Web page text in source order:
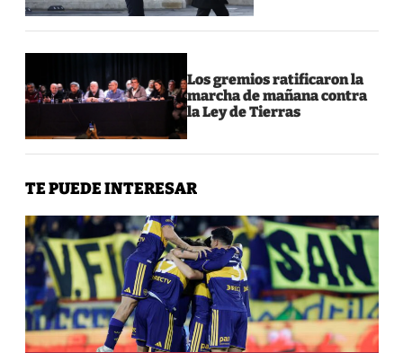
Los gremios ratificaron la
marcha de mañana contra
la Ley de Tierras
TE PUEDE INTERESAR